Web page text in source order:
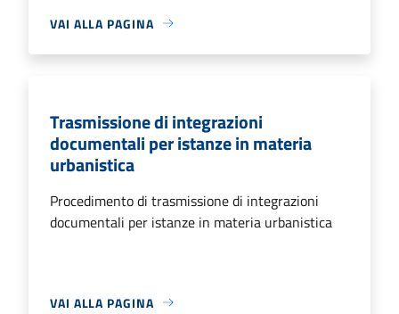
VAI ALLA PAGINA
Trasmissione di integrazioni
documentali per istanze in materia
urbanistica
Procedimento di trasmissione di integrazioni
documentali per istanze in materia urbanistica
VAI ALLA PAGINA